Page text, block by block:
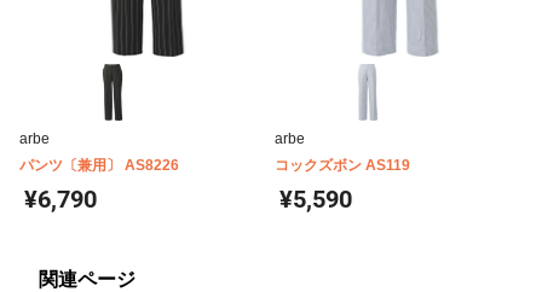
arbe
パンツ〔兼用〕 AS8226
¥6,790
arbe
コックズボン AS119
¥5,590
関連ページ